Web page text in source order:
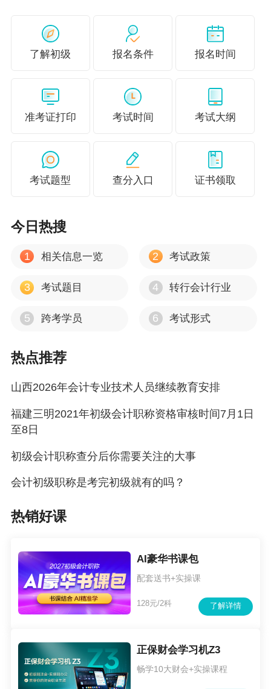
了解初级 报名条件 报名时间
准考证打印 考试时间 考试大纲
考试题型 查分入口 证书领取
今日热搜
1 相关信息一览 2 考试政策
3 考试题目 4 转行会计行业
5 跨考学员 6 考试形式
热点推荐
山西2026年会计专业技术人员继续教育安排
福建三明2021年初级会计职称资格审核时间7月1日
至8日
初级会计职称查分后你需要关注的大事
会计初级职称是考完初级就有的吗？
热销好课
AI豪华书课包
配套送书+实操课
了解详情
128元/2科
正保财会学习机Z3
畅学10大财会+实操课程